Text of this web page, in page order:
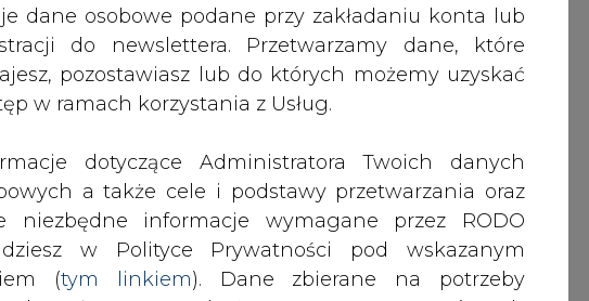
dane osobowe podane przy zakładaniu konta lub
do newslettera. Przetwarzamy dane, które
pozostawiasz lub do których możemy uzyskać
w ramach korzystania z Usług.
dotyczące Administratora Twoich danych
a także cele i podstawy przetwarzania oraz
niezbędne informacje wymagane przez RODO
w Polityce Prywatności pod wskazanym
(tym linkiem). Dane zbierane na potrzeby